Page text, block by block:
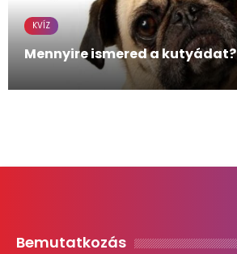
KVÍZ
Mennyire ismered a kutyádat?
Bemutatkozás